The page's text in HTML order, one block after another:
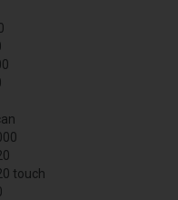
touch